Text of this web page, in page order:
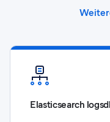
Elasticsearch